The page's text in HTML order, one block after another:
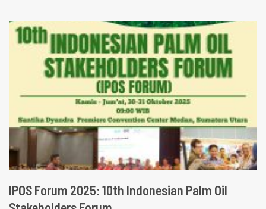
IPOS Forum 2025: 10th Indonesian Palm Oil